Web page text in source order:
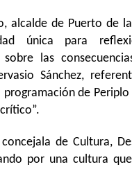
alcalde de Puerto de
única para
las
Sánchez,
de
de Cultura,
por una cultura